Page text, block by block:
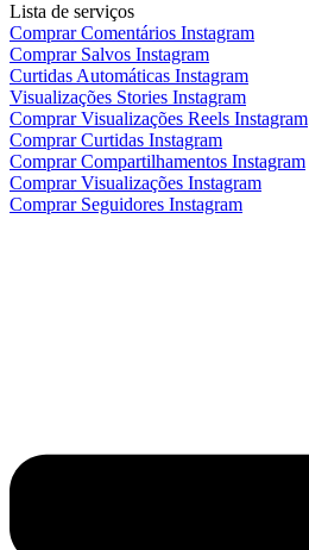
Lista de serviços
Comprar Comentários Instagram
Comprar Salvos Instagram
Curtidas Automáticas Instagram
Visualizações Stories Instagram
Comprar Visualizações Reels Instagram
Comprar Curtidas Instagram
Comprar Compartilhamentos Instagram
Comprar Visualizações Instagram
Comprar Seguidores Instagram